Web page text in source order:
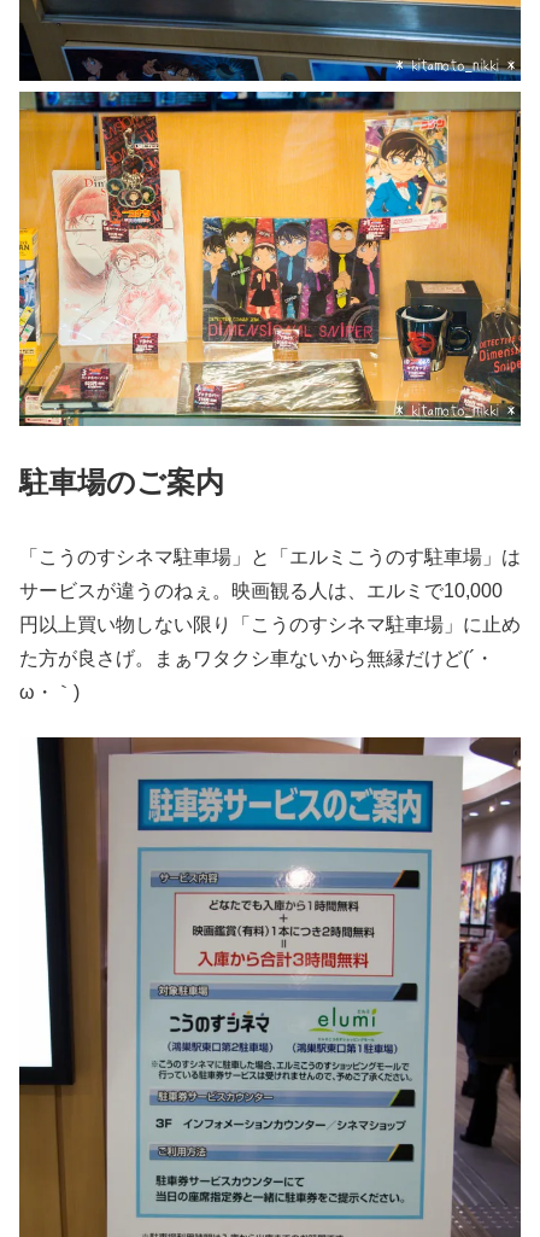
駐車場のご案内
「こうのすシネマ駐車場」と「エルミこうのす駐車場」は
サービスが違うのねぇ。映画観る人は、エルミで10,000
円以上買い物しない限り「こうのすシネマ駐車場」に止め
た方が良さげ。まぁワタクシ車ないから無縁だけど(´・
ω・｀)